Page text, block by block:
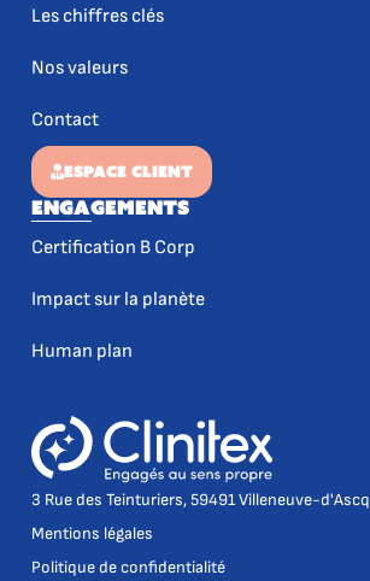
Les chiffres clés
Nos valeurs
Contact
ESPACE CLIENT
Engagements
Certification B Corp
Impact sur la planète
Human plan
3 Rue des Teinturiers, 59491 Villeneuve-d'Ascq
Mentions légales
Politique de confidentialité